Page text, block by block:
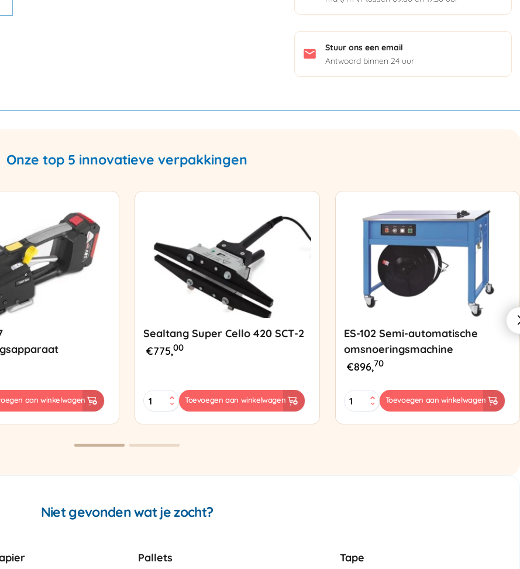
Stuur ons een email
Antwoord binnen 24 uur
Onze top 5 innovatieve verpakkingen
aan winkelwagen
Sealtang Super Cello 420 SCT-2
€775,00
Sealtang
Super
Toevoegen aan winkelwagen
ES-102 Semi-automatische
omsnoeringsmachine
€896,70
ES-
102
Toevoegen aan winkelwagen
Niet gevonden wat je zocht?
Pallets Tape